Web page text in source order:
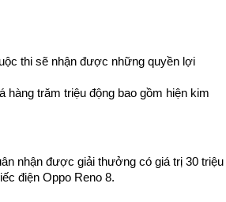
thi sẽ nhận được những quyền lợi
hàng trăm triệu động bao gồm hiện kim
nhận được giải thưởng có giá trị 30 triệu
điện Oppo Reno 8.